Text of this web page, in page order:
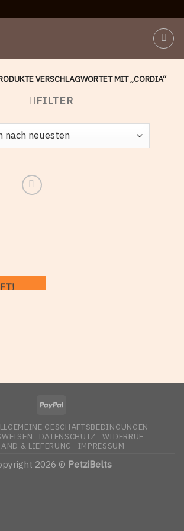
VERSCHLAGWORTET MIT „CORDIA“
FILTER
GESCHÄFTSBEDINGUNGEN
DATENSCHUTZ
WIDERRUF
& LIEFERUNG
IMPRESSUM
2026 © PetziBelts